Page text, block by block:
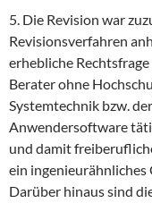
5. Die Revision war
Revisionsverfahren
erhebliche
Berater ohne
Systemtechnik bzw.
Anwendersoftware
und damit
ein ingenieurähnliches
Darüber hinaus sind